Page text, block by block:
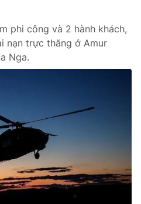
- 024.38 355 932
897 897
phi công và 2 hành khách,
nạn trực thăng ở Amur
Nga.